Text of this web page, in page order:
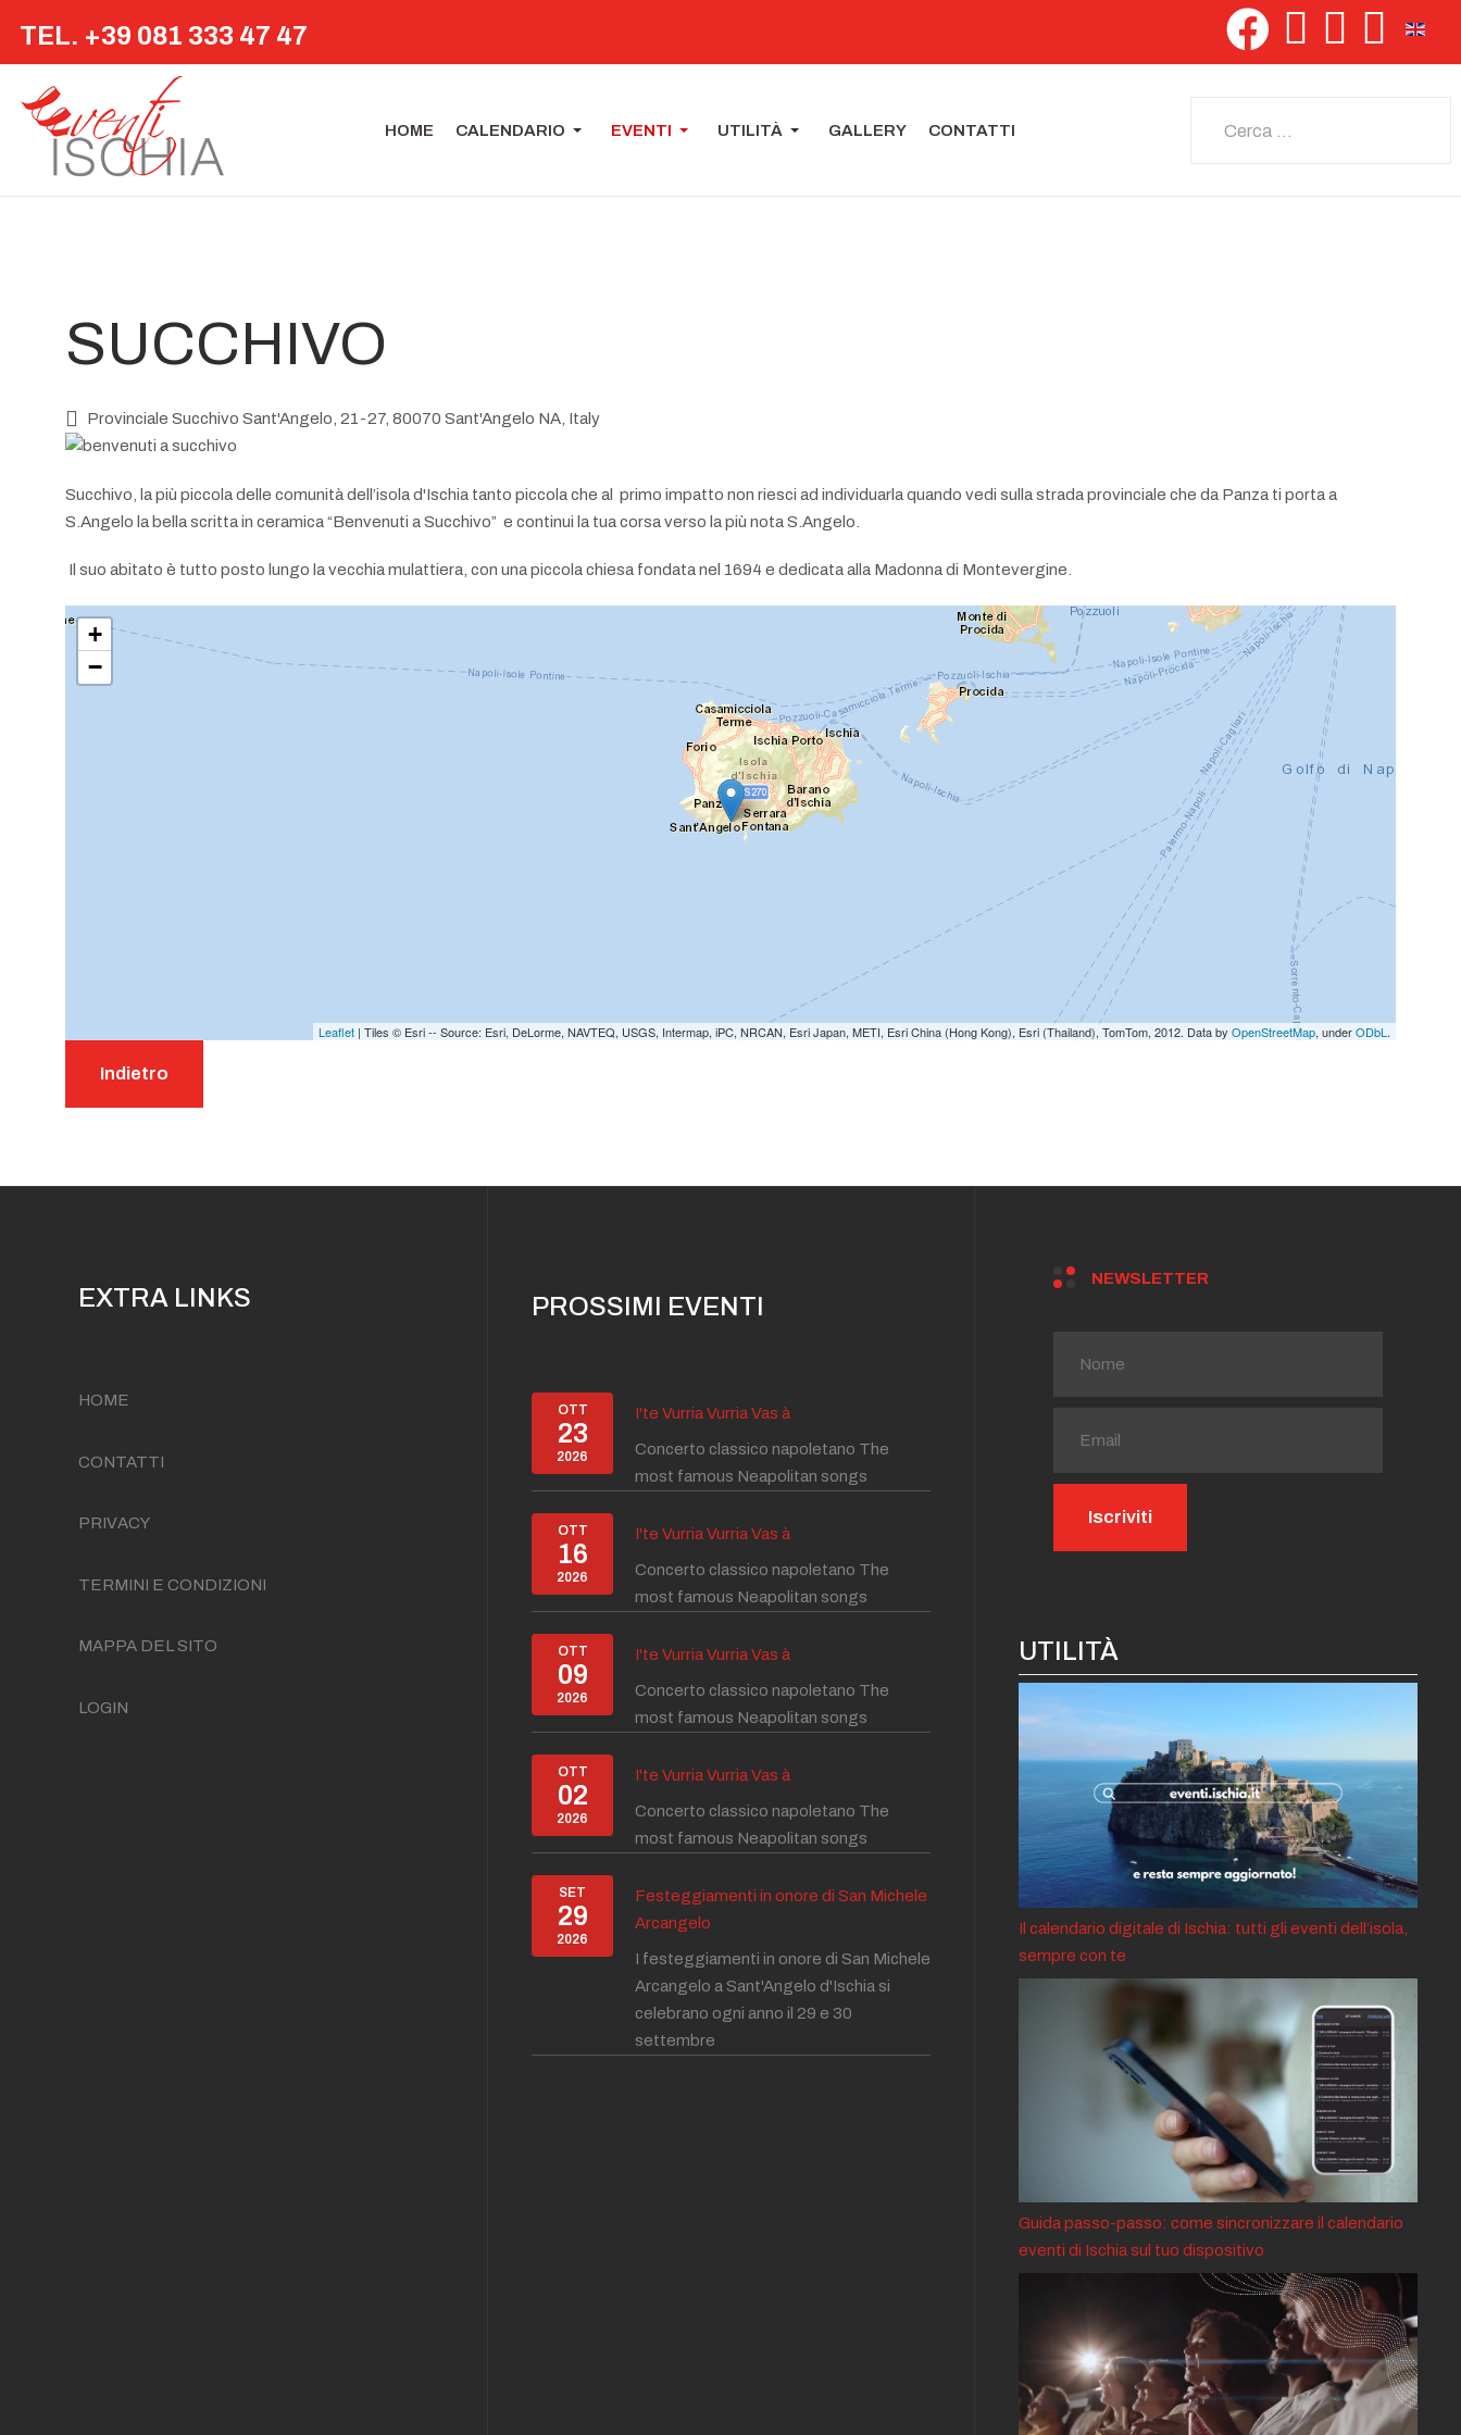
TEL. +39 081 333 47 47
HOME CALENDARIO EVENTI UTILITÀ GALLERY CONTATTI
SUCCHIVO
Provinciale Succhivo Sant'Angelo, 21-27, 80070 Sant'Angelo NA, Italy
Succhivo, la più piccola delle comunità dell’isola d'Ischia tanto piccola che al primo impatto non riesci ad individuarla quando vedi sulla strada provinciale che da Panza ti porta a
S.Angelo la bella scritta in ceramica “Benvenuti a Succhivo” e continui la tua corsa verso la più nota S.Angelo.
Il suo abitato è tutto posto lungo la vecchia mulattiera, con una piccola chiesa fondata nel 1694 e dedicata alla Madonna di Montevergine.
+
−
Leaflet | Tiles © Esri -- Source: Esri, DeLorme, NAVTEQ, USGS, Intermap, iPC, NRCAN, Esri Japan, METI, Esri China (Hong Kong), Esri (Thailand), TomTom, 2012. Data by OpenStreetMap, underODbL .
Indietro
EXTRA LINKS
HOME
CONTATTI
PRIVACY
TERMINI E CONDIZIONI
MAPPA DEL SITO
LOGIN
PROSSIMI EVENTI
OTT
23
2026
I'te Vurria Vurria Vas à
Concerto classico napoletano The
most famous Neapolitan songs
OTT
16
2026
I'te Vurria Vurria Vas à
Concerto classico napoletano The
most famous Neapolitan songs
OTT
09
2026
I'te Vurria Vurria Vas à
Concerto classico napoletano The
most famous Neapolitan songs
OTT
02
2026
I'te Vurria Vurria Vas à
Concerto classico napoletano The
most famous Neapolitan songs
SET
29
2026
Festeggiamenti in onore di San Michele
Arcangelo
I festeggiamenti in onore di San Michele
Arcangelo a Sant'Angelo d'Ischia si
celebrano ogni anno il 29 e 30
settembre
NEWSLETTER
UTILITÀ
Il calendario digitale di Ischia: tutti gli eventi dell’isola,
sempre con te
Guida passo-passo: come sincronizzare il calendario
eventi di Ischia sul tuo dispositivo